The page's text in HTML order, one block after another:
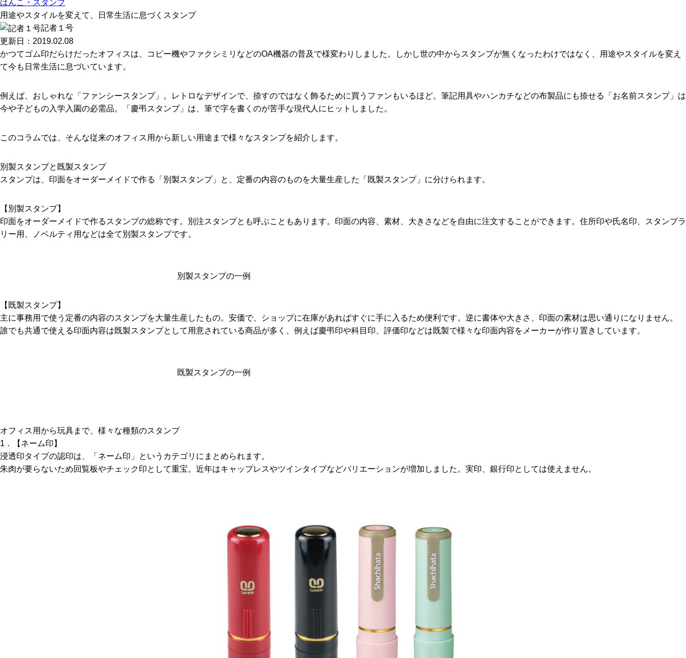
はんこ・スタンプ
用途やスタイルを変えて、日常生活に息づくスタンプ
記者１号
更新日：2019.02.08
かつてゴム印だらけだったオフィスは、コピー機やファクシミリなどのOA機器の普及で様変わりしました。しかし世の中からスタンプが無くなったわけではなく、用途やスタイルを変え
て今も日常生活に息づいています。
例えば、おしゃれな「ファンシースタンプ」。レトロなデザインで、捺すのではなく飾るために買うファンもいるほど。筆記用具やハンカチなどの布製品にも捺せる「お名前スタンプ」は
今や子どもの入学入園の必需品。「慶弔スタンプ」は、筆で字を書くのが苦手な現代人にヒットしました。
このコラムでは、そんな従来のオフィス用から新しい用途まで様々なスタンプを紹介します。
別製スタンプと既製スタンプ
スタンプは、印面をオーダーメイドで作る「別製スタンプ」と、定番の内容のものを大量生産した「既製スタンプ」に分けられます。
【別製スタンプ】
印面をオーダーメイドで作るスタンプの総称です。別注スタンプとも呼ぶこともあります。印面の内容、素材、大きさなどを自由に注文することができます。住所印や氏名印、スタンプラ
リー用、ノベルティ用などは全て別製スタンプです。
別製スタンプの一例
【既製スタンプ】
主に事務用で使う定番の内容のスタンプを大量生産したもの。安価で、ショップに在庫があればすぐに手に入るため便利です。逆に書体や大きさ、印面の素材は思い通りになりません。
誰でも共通で使える印面内容は既製スタンプとして用意されている商品が多く、例えば慶弔印や科目印、評価印などは既製で様々な印面内容をメーカーが作り置きしています。
既製スタンプの一例
オフィス用から玩具まで、様々な種類のスタンプ
1．【ネーム印】
浸透印タイプの認印は、「ネーム印」というカテゴリにまとめられます。
朱肉が要らないため回覧板やチェック印として重宝。近年はキャップレスやツインタイプなどバリエーションが増加しました。実印、銀行印としては使えません。